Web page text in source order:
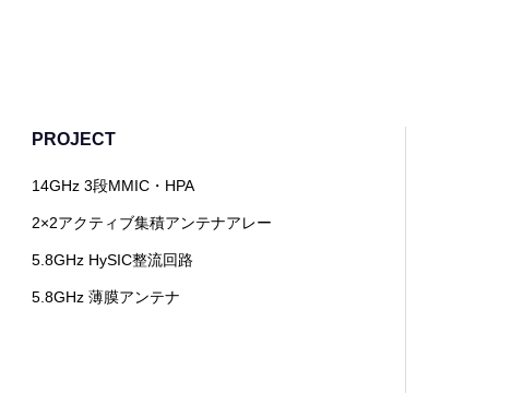
PROJECT
14GHz 3段MMIC・HPA
2×2アクティブ集積アンテナアレー
5.8GHz HySIC整流回路
5.8GHz 薄膜アンテナ